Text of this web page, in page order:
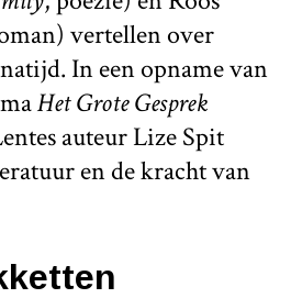
vertellen over
In een opname van
Het Grote Gesprek
auteur Lize Spit
en de kracht van